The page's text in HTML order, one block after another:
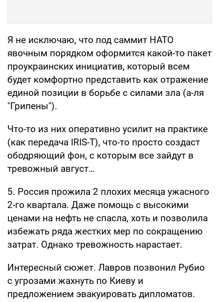
Я не исключаю, что под саммит НАТО
явочным порядком оформится какой-то пакет
проукраинских инициатив, который всем
будет комфортно представить как отражение
единой позиции в борьбе с силами зла (а-ля
"Грипены").
Что-то из них оперативно усилит на практике
(как передача IRIS-T), что-то просто создаст
ободряющий фон, с которым все зайдут в
тревожный август…
5. Россия прожила 2 плохих месяца ужасного
2-го квартала. Даже помощь с высокими
ценами на нефть не спасла, хоть и позволила
избежать ряда жестких мер по сокращению
затрат. Однако тревожность нарастает.
Интересный сюжет. Лавров позвонил Рубио
с угрозами жахнуть по Киеву и
предложением эвакуировать дипломатов.